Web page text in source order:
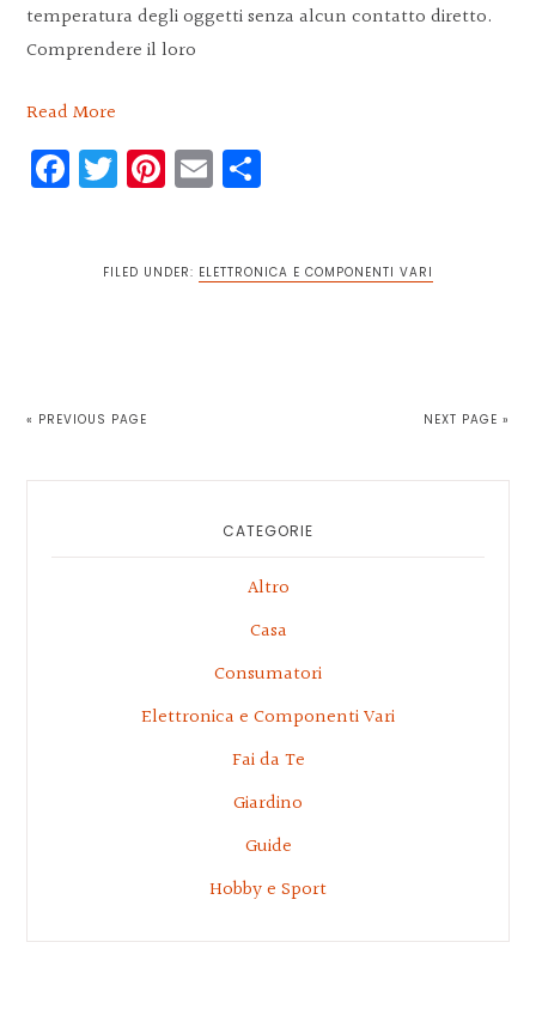
temperatura degli oggetti senza alcun contatto diretto.
Comprendere il loro
Read More
Facebook
Twitter
Pinterest
Email
FILED UNDER: ELETTRONICA E COMPONENTI VARI
« PREVIOUS PAGE NEXT PAGE »
CATEGORIE
Altro
Casa
Consumatori
Elettronica e Componenti Vari
Fai da Te
Giardino
Guide
Hobby e Sport